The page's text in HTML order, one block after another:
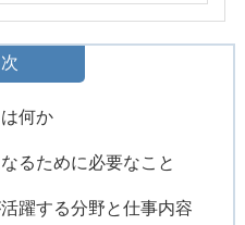
何か
るために必要なこと
躍する分野と仕事内容